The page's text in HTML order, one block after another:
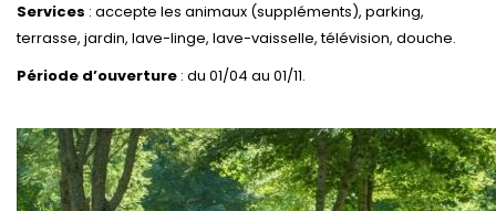
Services : accepte les animaux (suppléments), parking,
terrasse, jardin, lave-linge, lave-vaisselle, télévision, douche.
Période d’ouverture : du 01/04 au 01/11.